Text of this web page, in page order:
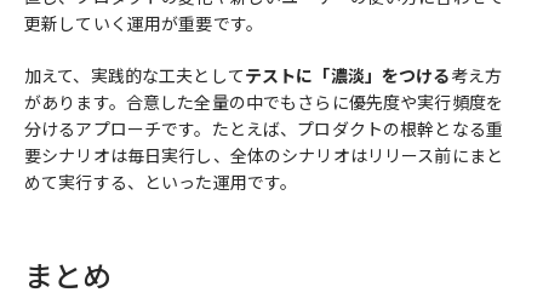
更新していく運用が重要です。
加えて、実践的な工夫としてテストに「濃淡」をつける考え方
があります。合意した全量の中でもさらに優先度や実行頻度を
分けるアプローチです。たとえば、プロダクトの根幹となる重
要シナリオは毎日実行し、全体のシナリオはリリース前にまと
めて実行する、といった運用です。
まとめ